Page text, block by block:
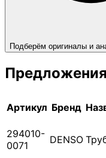
Подберём оригиналы и
Предложения
Артикул Бренд
294010-
0071
DENSO